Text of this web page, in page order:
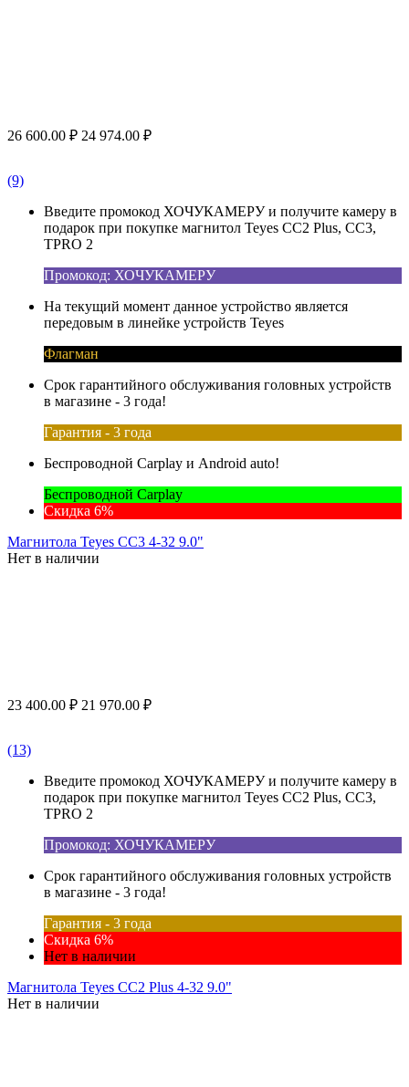
26 600.00 ₽ 24 974.00 ₽
(9)
Введите промокод ХОЧУКАМЕРУ и получите камеру в
подарок при покупке магнитол Teyes CC2 Plus, CC3,
TPRO 2
Промокод: ХОЧУКАМЕРУ
На текущий момент данное устройство является
передовым в линейке устройств Teyes
Флагман
Срок гарантийного обслуживания головных устройств
в магазине - 3 года!
Гарантия - 3 года
Беспроводной Carplay и Android auto!
Беспроводной Carplay
Скидка 6%
Магнитола Teyes CC3 4-32 9.0"
Нет в наличии
23 400.00 ₽ 21 970.00 ₽
(13)
Введите промокод ХОЧУКАМЕРУ и получите камеру в
подарок при покупке магнитол Teyes CC2 Plus, CC3,
TPRO 2
Промокод: ХОЧУКАМЕРУ
Срок гарантийного обслуживания головных устройств
в магазине - 3 года!
Гарантия - 3 года
Скидка 6%
Нет в наличии
Магнитола Teyes CC2 Plus 4-32 9.0"
Нет в наличии